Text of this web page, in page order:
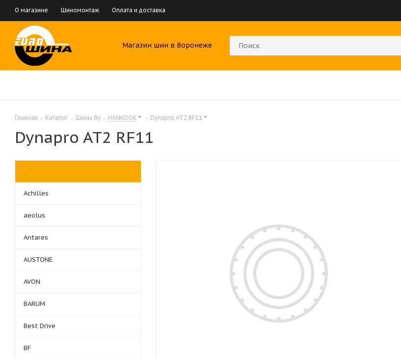
О магазине Шиномонтаж Оплата и доставка
Магазин шин в Воронеже
Главная - Каталог - Шины бу - HANKOOK - Dynapro AT2 RF11
Dynapro AT2 RF11
`
Achilles
aeolus
Antares
AUSTONE
AVON
BARUM
Best Drive
BF